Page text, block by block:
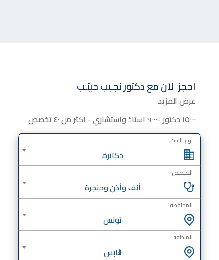
احجز الآن معدكتورنجـيب حبيّـب
عرض المزيد
١٥٠٠٠ دكتور -٩٠٠٠ استاذ واستشاري - اكثر من ٤٠ تخصص
نوع البحث
دكاترة
التخصص
أنف وأذن وحنجرة
المحافظة
تونس
المنطقة
ڨابس